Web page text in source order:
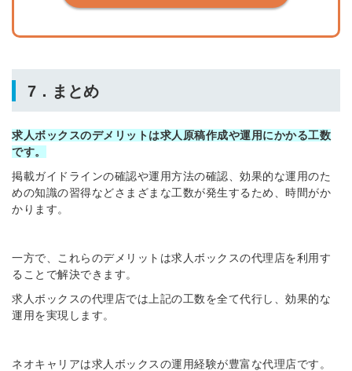
7．まとめ
求人ボックスのデメリットは求人原稿作成や運用にかかる工数
です。
掲載ガイドラインの確認や運用方法の確認、効果的な運用のた
めの知識の習得などさまざまな工数が発生するため、時間がか
かります。
一方で、これらのデメリットは求人ボックスの代理店を利用す
ることで解決できます。
求人ボックスの代理店では上記の工数を全て代行し、効果的な
運用を実現します。
ネオキャリアは求人ボックスの運用経験が豊富な代理店です。